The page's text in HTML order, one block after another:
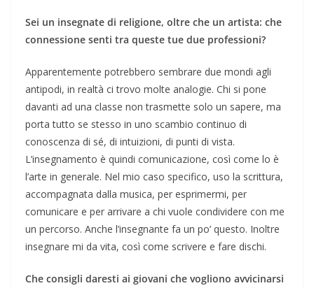
Sei un insegnate di religione, oltre che un artista: che
connessione senti tra queste tue due professioni?
Apparentemente potrebbero sembrare due mondi agli
antipodi, in realtà ci trovo molte analogie. Chi si pone
davanti ad una classe non trasmette solo un sapere, ma
porta tutto se stesso in uno scambio continuo di
conoscenza di sé, di intuizioni, di punti di vista.
L’insegnamento è quindi comunicazione, così come lo è
l’arte in generale. Nel mio caso specifico, uso la scrittura,
accompagnata dalla musica, per esprimermi, per
comunicare e per arrivare a chi vuole condividere con me
un percorso. Anche l’insegnante fa un po’ questo. Inoltre
insegnare mi da vita, così come scrivere e fare dischi.
Che consigli daresti ai giovani che vogliono avvicinarsi